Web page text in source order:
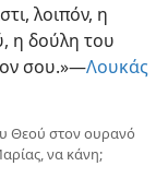
λοιπόν, η
η δούλη του
σου.»—Λουκάς
Θεού στον ουρανό
να κάνη;